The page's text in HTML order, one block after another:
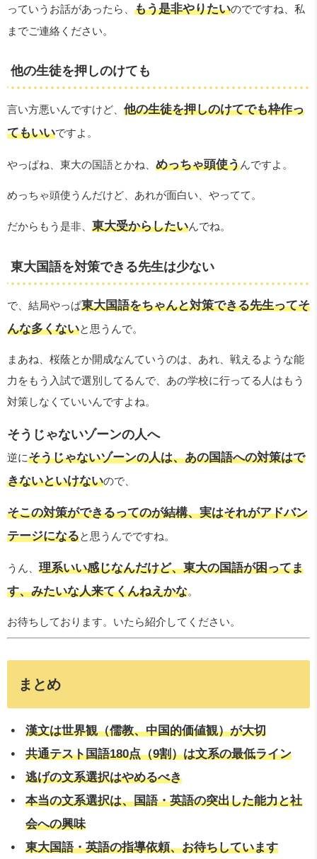
っていうお話があったら、 もう是非やりたいのでですね、私
までご連絡ください。
他の生徒を押しのけても
言い方悪いんですけど、 他の生徒を押しのけてでも枠作っ
てもいいですよ。
やっぱね、東大の国語とかね、 めっちゃ頭使うんですよ。
めっちゃ頭使うんだけど、あれが面白い、やってて。
だからもう是非、 東大受からしたいんでね。
東大国語を対策できる先生は少ない
で、結局やっぱ東大国語をちゃんと対策できる先生ってそ
んな多くないと思うんで。
まあね、桜蔭とか開成なんていうのは、あれ、戦えるような能
力をもう入試で選別してるんで、あの学校に行ってる人はもう
対策しなくていいんですよね。
そうじゃないゾーンの人へ
逆にそうじゃないゾーンの人は、あの国語への対策はで
きないといけないので、
そこの対策ができるってのが結構、実はそれがアドバン
テージになると思うんでですね。
うん、 理系いい感じなんだけど、東大の国語が困ってま
す、みたいな人来てくんねえかな。
お待ちしております。いたら紹介してください。
まとめ
漢文は世界観（儒教、中国的価値観）が大切
共通テスト国語180点（9割）は文系の最低ライン
逃げの文系選択はやめるべき
本当の文系選択は、国語・英語の突出した能力と社
会への興味
東大国語・英語の指導依頼、お待ちしています